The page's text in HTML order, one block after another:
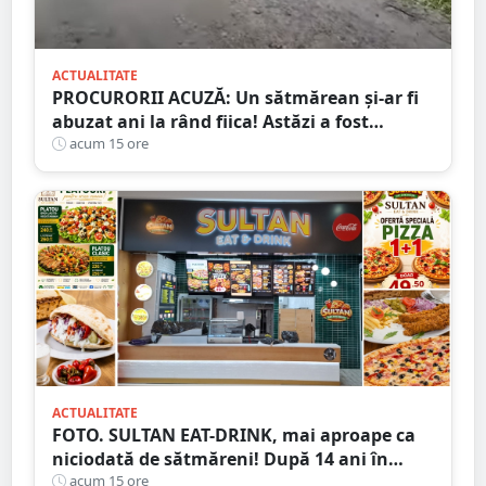
ACTUALITATE
PROCURORII ACUZĂ: Un sătmărean și-ar fi
abuzat ani la rând fiica! Astăzi a fost
arestat!
acum 15 ore
ACTUALITATE
FOTO. SULTAN EAT-DRINK, mai aproape ca
niciodată de sătmăreni! După 14 ani în
acum 15 ore